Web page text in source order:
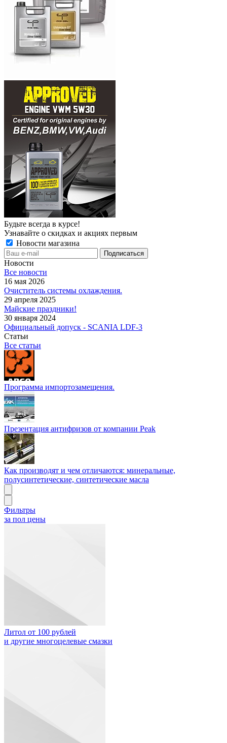
Будьте всегда в курсе!
Узнавайте о скидках и акциях первым
Новости магазина
Новости
Все новости
16 мая 2026
Очиститель системы охлаждения.
29 апреля 2025
Майские праздники!
30 января 2024
Официальный допуск - SCANIA LDF-3
Статьи
Все статьи
Программа импортозамещения.
Презентация антифризов от компании Peak
Как производят и чем отличаются: минеральные,
полусинтетические, синтетические масла
Фильтры
за пол цены
Литол от 100 рублей
и другие многоцелевые смазки